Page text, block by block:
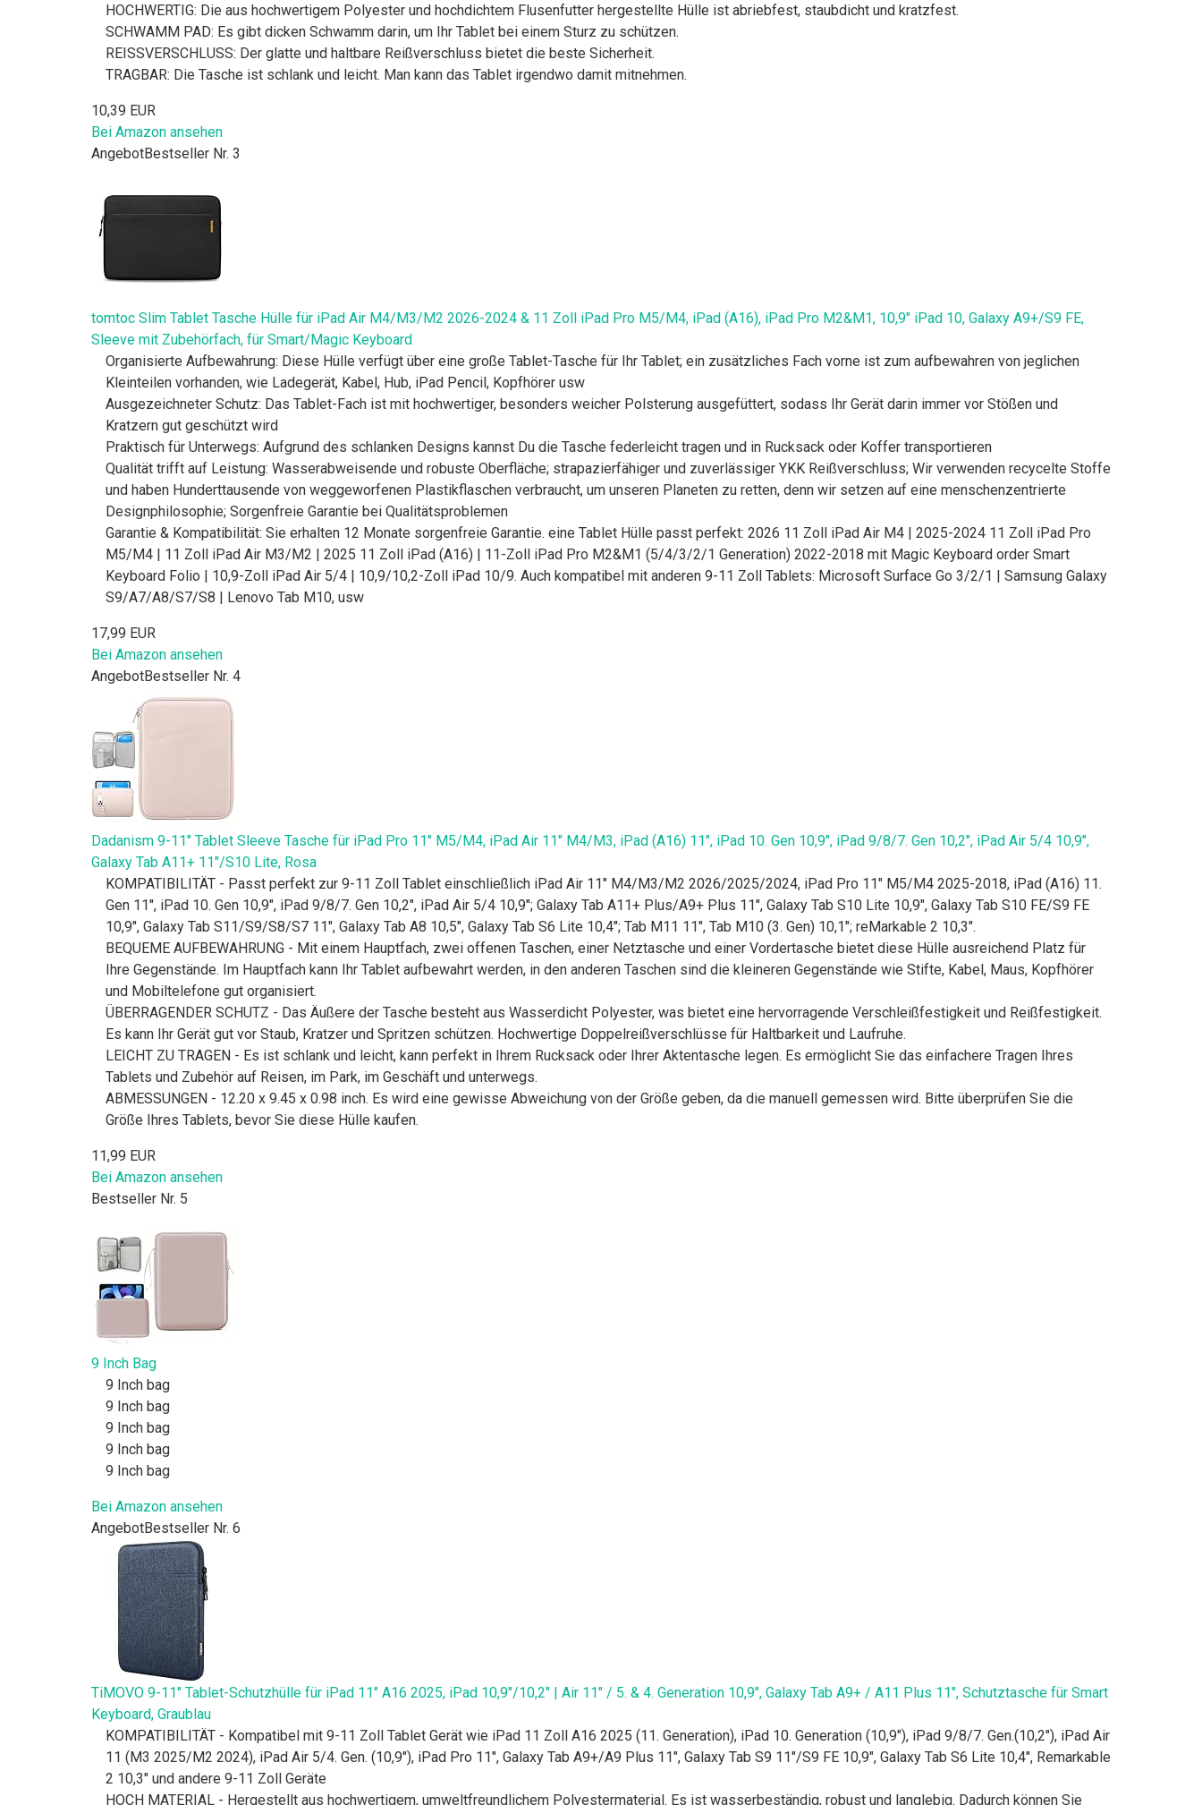
HOCHWERTIG: Die aus hochwertigem Polyester und hochdichtem Flusenfutter hergestellte Hülle ist abriebfest, staubdicht und kratzfest.
SCHWAMM PAD: Es gibt dicken Schwamm darin, um Ihr Tablet bei einem Sturz zu schützen.
REISSVERSCHLUSS: Der glatte und haltbare Reißverschluss bietet die beste Sicherheit.
TRAGBAR: Die Tasche ist schlank und leicht. Man kann das Tablet irgendwo damit mitnehmen.
10,39 EUR
Bei Amazon ansehen
AngebotBestseller Nr. 3
tomtoc Slim Tablet Tasche Hülle für iPad Air M4/M3/M2 2026-2024 & 11 Zoll iPad Pro M5/M4, iPad (A16), iPad Pro M2&M1, 10,9" iPad 10, Galaxy A9+/S9 FE,
Sleeve mit Zubehörfach, für Smart/Magic Keyboard
Organisierte Aufbewahrung: Diese Hülle verfügt über eine große Tablet-Tasche für Ihr Tablet; ein zusätzliches Fach vorne ist zum aufbewahren von jeglichen
Kleinteilen vorhanden, wie Ladegerät, Kabel, Hub, iPad Pencil, Kopfhörer usw
Ausgezeichneter Schutz: Das Tablet-Fach ist mit hochwertiger, besonders weicher Polsterung ausgefüttert, sodass Ihr Gerät darin immer vor Stößen und
Kratzern gut geschützt wird
Praktisch für Unterwegs: Aufgrund des schlanken Designs kannst Du die Tasche federleicht tragen und in Rucksack oder Koffer transportieren
Qualität trifft auf Leistung: Wasserabweisende und robuste Oberfläche; strapazierfähiger und zuverlässiger YKK Reißverschluss; Wir verwenden recycelte Stoffe
und haben Hunderttausende von weggeworfenen Plastikflaschen verbraucht, um unseren Planeten zu retten, denn wir setzen auf eine menschenzentrierte
Designphilosophie; Sorgenfreie Garantie bei Qualitätsproblemen
Garantie & Kompatibilität: Sie erhalten 12 Monate sorgenfreie Garantie. eine Tablet Hülle passt perfekt: 2026 11 Zoll iPad Air M4 | 2025-2024 11 Zoll iPad Pro
M5/M4 | 11 Zoll iPad Air M3/M2 | 2025 11 Zoll iPad (A16) | 11-Zoll iPad Pro M2&M1 (5/4/3/2/1 Generation) 2022-2018 mit Magic Keyboard order Smart
Keyboard Folio | 10,9-Zoll iPad Air 5/4 | 10,9/10,2-Zoll iPad 10/9. Auch kompatibel mit anderen 9-11 Zoll Tablets: Microsoft Surface Go 3/2/1 | Samsung Galaxy
S9/A7/A8/S7/S8 | Lenovo Tab M10, usw
17,99 EUR
Bei Amazon ansehen
AngebotBestseller Nr. 4
Dadanism 9-11" Tablet Sleeve Tasche für iPad Pro 11" M5/M4, iPad Air 11" M4/M3, iPad (A16) 11", iPad 10. Gen 10,9", iPad 9/8/7. Gen 10,2", iPad Air 5/4 10,9",
Galaxy Tab A11+ 11"/S10 Lite, Rosa
KOMPATIBILITÄT - Passt perfekt zur 9-11 Zoll Tablet einschließlich iPad Air 11" M4/M3/M2 2026/2025/2024, iPad Pro 11" M5/M4 2025-2018, iPad (A16) 11.
Gen 11", iPad 10. Gen 10,9", iPad 9/8/7. Gen 10,2", iPad Air 5/4 10,9"; Galaxy Tab A11+ Plus/A9+ Plus 11", Galaxy Tab S10 Lite 10,9", Galaxy Tab S10 FE/S9 FE
10,9", Galaxy Tab S11/S9/S8/S7 11", Galaxy Tab A8 10,5", Galaxy Tab S6 Lite 10,4"; Tab M11 11", Tab M10 (3. Gen) 10,1"; reMarkable 2 10,3".
BEQUEME AUFBEWAHRUNG - Mit einem Hauptfach, zwei offenen Taschen, einer Netztasche und einer Vordertasche bietet diese Hülle ausreichend Platz für
Ihre Gegenstände. Im Hauptfach kann Ihr Tablet aufbewahrt werden, in den anderen Taschen sind die kleineren Gegenstände wie Stifte, Kabel, Maus, Kopfhörer
und Mobiltelefone gut organisiert.
ÜBERRAGENDER SCHUTZ - Das Äußere der Tasche besteht aus Wasserdicht Polyester, was bietet eine hervorragende Verschleißfestigkeit und Reißfestigkeit.
Es kann Ihr Gerät gut vor Staub, Kratzer und Spritzen schützen. Hochwertige Doppelreißverschlüsse für Haltbarkeit und Laufruhe.
LEICHT ZU TRAGEN - Es ist schlank und leicht, kann perfekt in Ihrem Rucksack oder Ihrer Aktentasche legen. Es ermöglicht Sie das einfachere Tragen Ihres
Tablets und Zubehör auf Reisen, im Park, im Geschäft und unterwegs.
ABMESSUNGEN - 12.20 x 9.45 x 0.98 inch. Es wird eine gewisse Abweichung von der Größe geben, da die manuell gemessen wird. Bitte überprüfen Sie die
Größe Ihres Tablets, bevor Sie diese Hülle kaufen.
11,99 EUR
Bei Amazon ansehen
Bestseller Nr. 5
9 Inch Bag
9 Inch bag
9 Inch bag
9 Inch bag
9 Inch bag
9 Inch bag
Bei Amazon ansehen
AngebotBestseller Nr. 6
TiMOVO 9-11" Tablet-Schutzhülle für iPad 11" A16 2025, iPad 10,9"/10,2" | Air 11" / 5. & 4. Generation 10,9", Galaxy Tab A9+ / A11 Plus 11", Schutztasche für Smart
Keyboard, Graublau
KOMPATIBILITÄT - Kompatibel mit 9-11 Zoll Tablet Gerät wie iPad 11 Zoll A16 2025 (11. Generation), iPad 10. Generation (10,9"), iPad 9/8/7. Gen.(10,2"), iPad Air
11 (M3 2025/M2 2024), iPad Air 5/4. Gen. (10,9"), iPad Pro 11", Galaxy Tab A9+/A9 Plus 11", Galaxy Tab S9 11"/S9 FE 10,9", Galaxy Tab S6 Lite 10,4", Remarkable
2 10,3" und andere 9-11 Zoll Geräte
HOCH MATERIAL - Hergestellt aus hochwertigem, umweltfreundlichem Polyestermaterial. Es ist wasserbeständig, robust und langlebig. Dadurch können Sie